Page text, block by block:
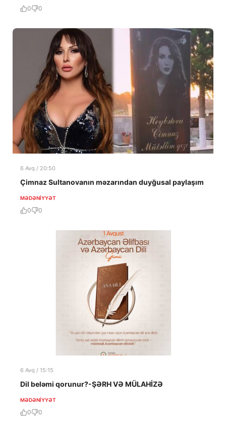
0 0
6 Avq / 20:50
Çimnaz Sultanovanın məzarından duyğusal paylaşım
MƏDƏNIYYƏT
0 0
6 Avq / 15:15
Dil beləmi qorunur?-ŞƏRH VƏ MÜLAHİZƏ
MƏDƏNIYYƏT
0 0